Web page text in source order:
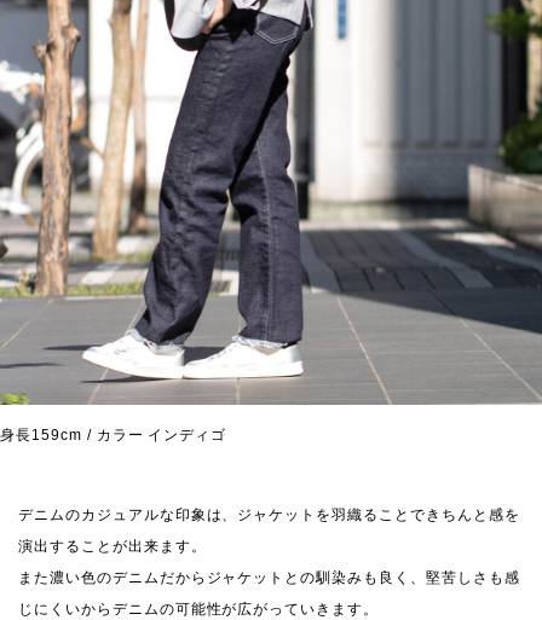
身長159cm / カラー インディゴ
デニムのカジュアルな印象は、ジャケットを羽織ることできちんと感を
演出することが出来ます。
また濃い色のデニムだからジャケットとの馴染みも良く、堅苦しさも感
じにくいからデニムの可能性が広がっていきます。